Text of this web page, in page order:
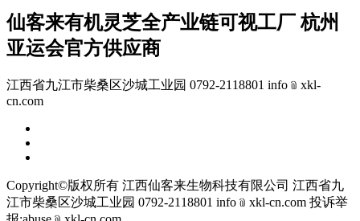
仙客来有机灵芝全产业链可视工厂 杭州
亚运会官方供应商
江西省九江市柴桑区沙城工业园 0792-2118801 info﹫xkl-
cn.com
Copyright©版权所有 江西仙客来生物科技有限公司 江西省九
江市柴桑区沙城工业园 0792-2118801 info﹫xkl-cn.com 投诉举